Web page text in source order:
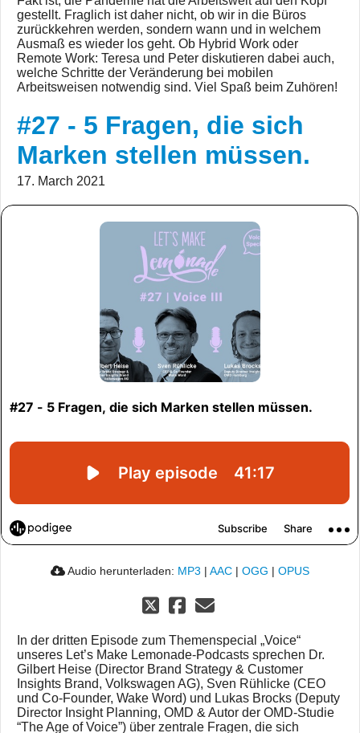
gestellt. Fraglich ist daher nicht, ob wir in die Büros
zurückkehren werden, sondern wann und in welchem
Ausmaß es wieder los geht. Ob Hybrid Work oder
Remote Work: Teresa und Peter diskutieren dabei auch,
welche Schritte der Veränderung bei mobilen
Arbeitsweisen notwendig sind. Viel Spaß beim Zuhören!
#27 - 5 Fragen, die sich
Marken stellen müssen.
17. March 2021
Audio herunterladen: MP3 | AAC | OGG | OPUS
In der dritten Episode zum Themenspecial „Voice“
unseres Let’s Make Lemonade-Podcasts sprechen Dr.
Gilbert Heise (Director Brand Strategy & Customer
Insights Brand, Volkswagen AG), Sven Rühlicke (CEO
und Co-Founder, Wake Word) und Lukas Brocks (Deputy
Director Insight Planning, OMD & Autor der OMD-Studie
“The Age of Voice”) über zentrale Fragen, die sich